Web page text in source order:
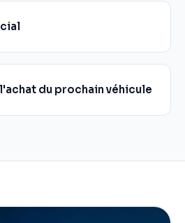
du prochain véhicule